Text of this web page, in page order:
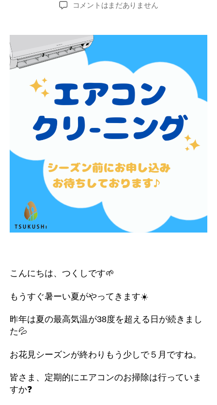
コメントはまだありません
こんにちは、つくしです🌱
もうすぐ暑ーい夏がやってきます☀️
昨年は夏の最高気温が38度を超える日が続きまし
た💦
お花見シーズンが終わりもう少しで５月ですね。
皆さま、定期的にエアコンのお掃除は行っていま
すか❓